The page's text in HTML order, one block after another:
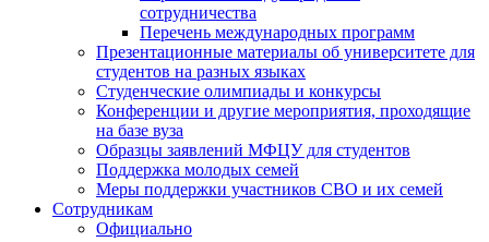
сотрудничества
Перечень международных программ
Презентационные материалы об университете для
студентов на разных языках
Студенческие олимпиады и конкурсы
Конференции и другие мероприятия, проходящие
на базе вуза
Образцы заявлений МФЦУ для студентов
Поддержка молодых семей
Меры поддержки участников СВО и их семей
Сотрудникам
Официально